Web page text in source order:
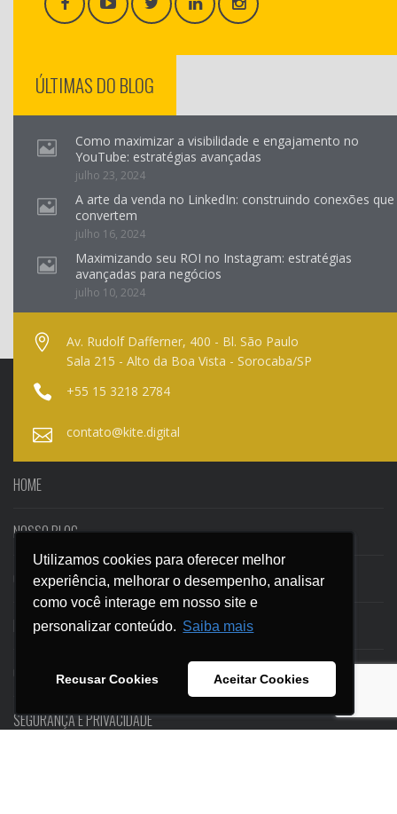
Utilizamos cookies para oferecer melhor
experiência, melhorar o desempenho, analisar
como você interage em nosso site e
personalizar conteúdo. Saiba mais
Recusar Cookies Aceitar Cookies
Utilizamos cookies para oferecer melhor
experiência, melhorar o desempenho, analisar
como você interage em nosso site e
personalizar conteúdo. Saiba mais
Recusar Cookies Aceitar Cookies
ÚLTIMAS DO BLOG
Como maximizar a visibilidade e engajamento no
YouTube: estratégias avançadas
julho 23, 2024
A arte da venda no LinkedIn: construindo conexões que
convertem
julho 16, 2024
Maximizando seu ROI no Instagram: estratégias
avançadas para negócios
julho 10, 2024
Av. Rudolf Dafferner, 400 - Bl. São Paulo
Sala 215 - Alto da Boa Vista - Sorocaba/SP
+55 15 3218 2784
contato@kite.digital
HOME
NOSSO BLOG
CASES
EBOOKS
CONTATO
SEGURANÇA E PRIVACIDADE